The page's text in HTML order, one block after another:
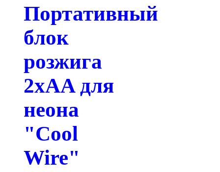
Портативный
блок
розжига
2xAA для
неона
"Cool
Wire"